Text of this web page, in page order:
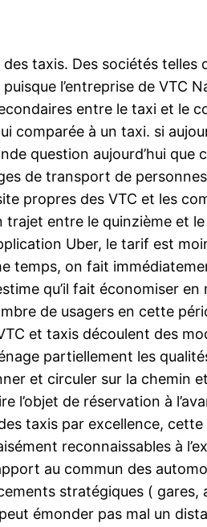
taxis. Des sociétés telles
l’entreprise de VTC
entre le taxi et le
comparée à un taxi. si
question aujourd’hui que
de transport de
propres des VTC et les
entre le quinzième et le
Uber, le tarif est
temps, on fait
qu’il fait économiser en
de usagers en cette
et taxis découlent des
partiellement les
et circuler sur la chemin
de réservation à
taxis par excellence,
reconnaissables à
au commun des
stratégiques (
émonder pas mal un